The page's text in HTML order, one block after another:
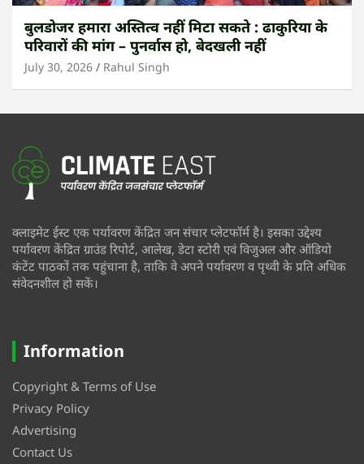
बुलडोजर हमारा अस्तित्व नहीं मिटा सकते : ढाकुरिया के
परिवारों की मांग – पुनर्वास हो, बेदखली नहीं
July 30, 2026 Rahul Singh
क्लाइमेट ईस्ट एक पर्यावरण केंद्रित जन संचार प्लेटफॉर्म है। इसका उद्देश्य
पर्यावरण केंद्रित ग्राउंड रिपोर्ट, आलेख, डेटा स्टोरी एवं विजुअल और ऑडियो
कंटेंट पाठकों तक पहुंचाना है, ताकि वे अपने पर्यावरण व पृथ्वी के प्रति अधिक
संवेदनशील हो सकें।
Information
Copyright & Terms of Use
Privacy Policy
Advertising
Contact Us